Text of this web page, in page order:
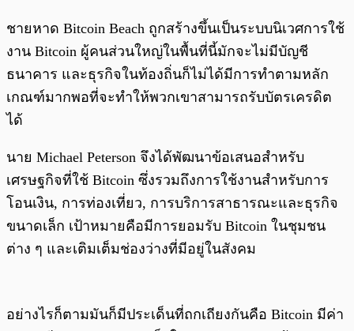
ชายหาด Bitcoin Beach ถูกสร้างขึ้นเป็นระบบนิเวศการใช้
งาน Bitcoin ผู้คนส่วนใหญ่ในพื้นที่นี้มักจะไม่มีบัญชี
ธนาคาร และธุรกิจในท้องถิ่นก็ไม่ได้มีการทำตามหลัก
เกณฑ์มากพอที่จะทำให้พวกเขาสามารถรับบัตรเครดิต
ได้
นาย Michael Peterson จึงได้พัฒนาข้อเสนอสำหรับ
เศรษฐกิจที่ใช้ Bitcoin ซึ่งรวมถึงการใช้งานสำหรับการ
โอนเงิน, การท่องเที่ยว, การบริการสาธารณะและธุรกิจ
ขนาดเล็ก เป้าหมายคือมีการยอมรับ Bitcoin ในชุมชน
ต่าง ๆ และเติมเต็มช่องว่างที่มีอยู่ในสังคม
อย่างไรก็ตามมันก็มีประเด็นที่ถกเถียงกันคือ Bitcoin มีค่า